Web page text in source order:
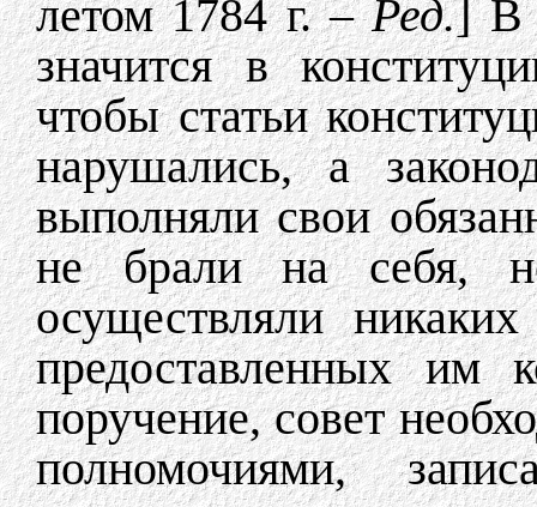
летом 1784 г. –Ред.] В
значится в
чтобы статьи
нарушались, а
выполняли свои
не брали на себя,
осуществляли
предоставленных им
поручение, совет
полномочиями,